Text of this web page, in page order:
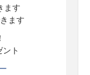
ます
ます
ト